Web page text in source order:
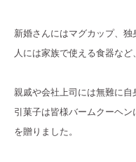
新婚さんにはマグカップ、
人には家族で使える食器など
親戚や会社上司には無難に自
引菓子は皆様バームクーヘ
を贈りました。